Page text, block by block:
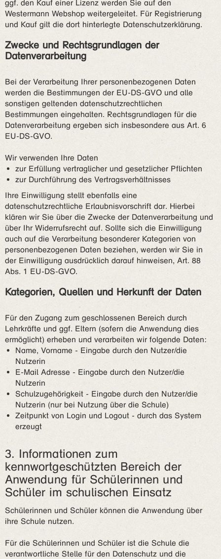
ggf. den Kauf einer Lizenz werden Sie auf den
Westermann Webshop weitergeleitet. Für Registrierung
und Kauf gilt die dort hinterlegte Datenschutzerklärung.
Zwecke und Rechtsgrundlagen der
Datenverarbeitung
Bei der Verarbeitung Ihrer personenbezogenen Daten
werden die Bestimmungen der EU-DS-GVO und alle
sonstigen geltenden datenschutzrechtlichen
Bestimmungen eingehalten. Rechtsgrundlagen für die
Datenverarbeitung ergeben sich insbesondere aus Art. 6
EU-DS-GVO.
Wir verwenden Ihre Daten
zur Erfüllung vertraglicher und gesetzlicher Pflichten
zur Durchführung des Vertragsverhältnisses
Ihre Einwilligung stellt ebenfalls eine
datenschutzrechtliche Erlaubnisvorschrift dar. Hierbei
klären wir Sie über die Zwecke der Datenverarbeitung und
über Ihr Widerrufsrecht auf. Sollte sich die Einwilligung
auch auf die Verarbeitung besonderer Kategorien von
personenbezogenen Daten beziehen, werden wir Sie in
der Einwilligung ausdrücklich darauf hinweisen, Art. 88
Abs. 1 EU-DS-GVO.
Kategorien, Quellen und Herkunft der Daten
Für den Zugang zum geschlossenen Bereich durch
Lehrkräfte und ggf. Eltern (sofern die Anwendung dies
ermöglicht) erheben und verarbeiten wir folgende Daten:
Name, Vorname - Eingabe durch den Nutzer/die
Nutzerin
E-Mail Adresse - Eingabe durch den Nutzer/die
Nutzerin
Schulzugehörigkeit - Eingabe durch den Nutzer/die
Nutzerin (nur bei Nutzung über die Schule)
Zeitpunkt von Login und Logout - durch das System
erzeugt
3. Informationen zum
kennwortgeschützten Bereich der
Anwendung für Schülerinnen und
Schüler im schulischen Einsatz
Schülerinnen und Schüler können die Anwendung über
ihre Schule nutzen.
Für die Schülerinnen und Schüler ist die Schule die
verantwortliche Stelle für den Datenschutz und die